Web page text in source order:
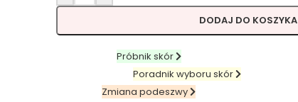
DODAJ DO KOSZYKA
Próbnik skór
Poradnik wyboru skór
Zmiana podeszwy